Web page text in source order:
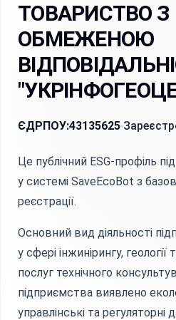
ТОВАРИСТВО З
ОБМЕЖЕНОЮ
ЄДРПОУ:43135625
Це публічний ESG-профіль
у системі SaveEcoBot з
реєстрації.
Основний вид діяльності
у сфері інжинірингу, геології
послуг технічного
підприємства виявлено
управлінські та регуляторні